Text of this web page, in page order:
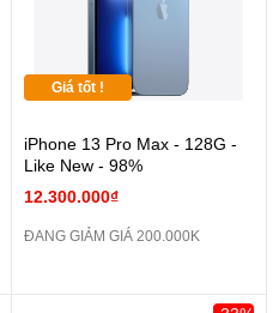
Giá tốt !
iPhone 13 Pro Max - 128G -
Like New - 98%
12.300.000₫
ĐANG GIẢM GIÁ 200.000K